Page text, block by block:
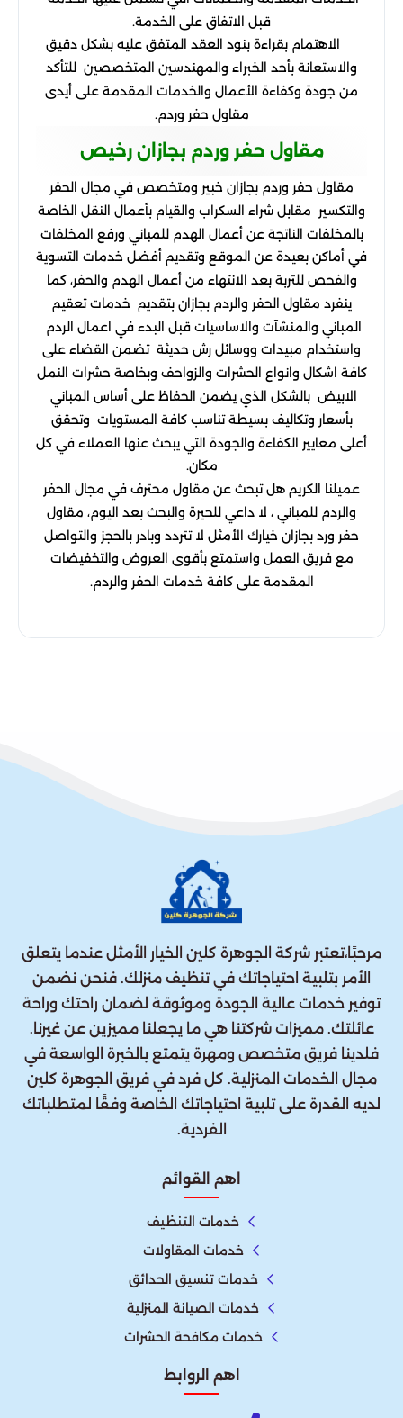
قبل الاتفاق على الخدمة.
الاهتمام بقراءة بنود العقد المتفق عليه بشكل دقيق
والاستعانة بأحد الخبراء والمهندسين المتخصصين للتأكد
من جودة وكفاءة الأعمال والخدمات المقدمة على أيدى
مقاول حفر وردم.
مقاول حفر وردم بجازان رخيص
مقاول حفر وردم بجازان خبير ومتخصص في مجال الحفر
والتكسير مقابل شراء السكراب والقيام بأعمال النقل الخاصة
بالمخلفات الناتجة عن أعمال الهدم للمباني ورفع المخلفات
في أماكن بعيدة عن الموقع وتقديم أفضل خدمات التسوية
والفحص للتربة بعد الانتهاء من أعمال الهدم والحفر، كما
ينفرد مقاول الحفر والردم بجازان بتقديم خدمات تعقيم
المباني والمنشآت والاساسيات قبل البدء في اعمال الردم
واستخدام مبيدات ووسائل رش حديثة تضمن القضاء على
كافة اشكال وانواع الحشرات والزواحف وبخاصة حشرات النمل
الابيض بالشكل الذي يضمن الحفاظ على أساس المباني
بأسعار وتكاليف بسيطة تناسب كافة المستويات وتحقق
أعلى معايير الكفاءة والجودة التي يبحث عنها العملاء في كل
مكان.
عميلنا الكريم هل تبحث عن مقاول محترف في مجال الحفر
والردم للمباني ، لا داعي للحيرة والبحث بعد اليوم، مقاول
حفر ورد بجازان خيارك الأمثل لا تتردد وبادر بالحجز والتواصل
مع فريق العمل واستمتع بأقوى العروض والتخفيضات
المقدمة على كافة خدمات الحفر والردم.
مرحبًا،تعتبر شركة الجوهرة كلين الخيار الأمثل عندما يتعلق
الأمر بتلبية احتياجاتك في تنظيف منزلك. فنحن نضمن
توفير خدمات عالية الجودة وموثوقة لضمان راحتك وراحة
عائلتك. مميزات شركتنا هي ما يجعلنا مميزين عن غيرنا.
فلدينا فريق متخصص ومهرة يتمتع بالخبرة الواسعة في
مجال الخدمات المنزلية. كل فرد في فريق الجوهرة كلين
لديه القدرة على تلبية احتياجاتك الخاصة وفقًا لمتطلباتك
الفردية.
اهم القوائم
خدمات التنظيف
خدمات المقاولات
خدمات تنسيق الحدائق
خدمات الصيانة المنزلية
خدمات مكافحة الحشرات
اهم الروابط